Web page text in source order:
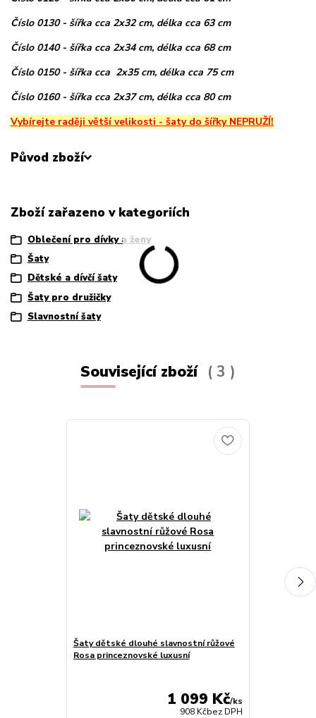
Číslo 0130 - šířka cca 2x32 cm, délka cca 63 cm
Číslo 0140 - šířka cca 2x34 cm, délka cca 68 cm
Číslo 0150 - šířka cca 2x35 cm, délka cca 75 cm
Číslo 0160 - šířka cca 2x37 cm, délka cca 80 cm
Vybírejte raději větší velikosti - šaty do šířky NEPRUŽÍ!
Původ zboží
Zboží zařazeno v kategoriích
Oblečení pro dívky a ženy
Šaty
Dětské a dívčí šaty
Šaty pro družičky
Slavnostní šaty
Související zboží 3
Šaty dětské dlouhé slavnostní růžové
Rosa princeznovské luxusní
1 099 Kč/ks
908 Kčbez DPH